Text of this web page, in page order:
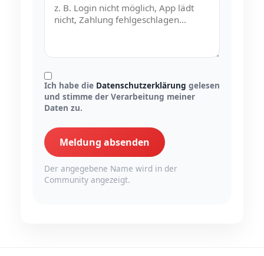
Ich habe die Datenschutzerklärung gelesen
und stimme der Verarbeitung meiner
Daten zu.
Meldung absenden
Der angegebene Name wird in der
Community angezeigt.